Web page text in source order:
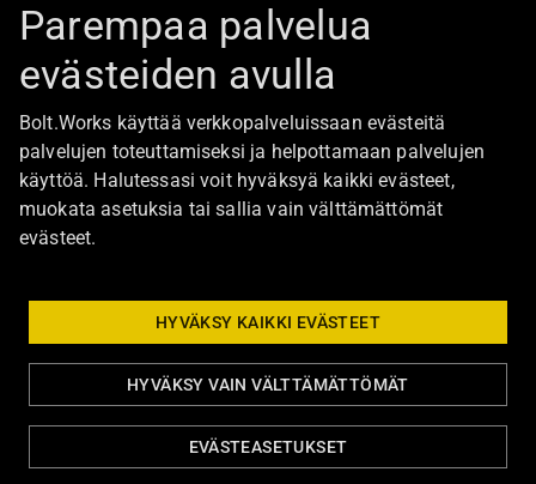
Boltista
Töihin Bolt.Worksin toimistolle
Ajankohtaista
Ota yhteyttä
Bolt Group hallitus
Tietosuoja ja evästeasetukset Eettiset ohjeet
Parempaa palvelua
evästeiden avulla
Bolt.Works käyttää verkkopalveluissaan evästeitä
palvelujen toteuttamiseksi ja helpottamaan palvelujen
käyttöä. Halutessasi voit hyväksyä kaikki evästeet,
muokata asetuksia tai sallia vain välttämättömät
evästeet.
HYVÄKSY KAIKKI EVÄSTEET
HYVÄKSY VAIN VÄLTTÄMÄTTÖMÄT
EVÄSTEASETUKSET